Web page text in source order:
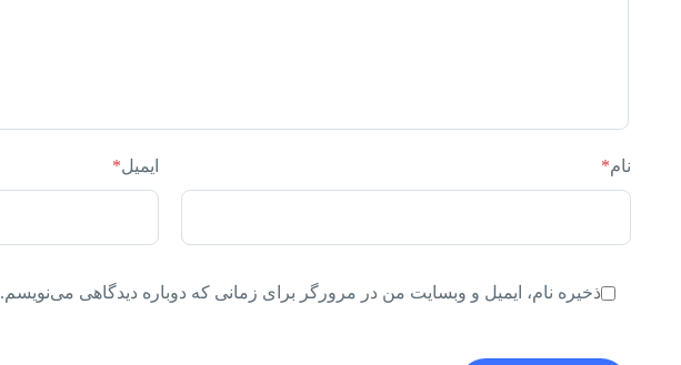
نام* ایمیل*
ذخیره نام، ایمیل و وبسایت من در مرورگر برای زمانی که دوباره دیدگاهی می‌نویسم.